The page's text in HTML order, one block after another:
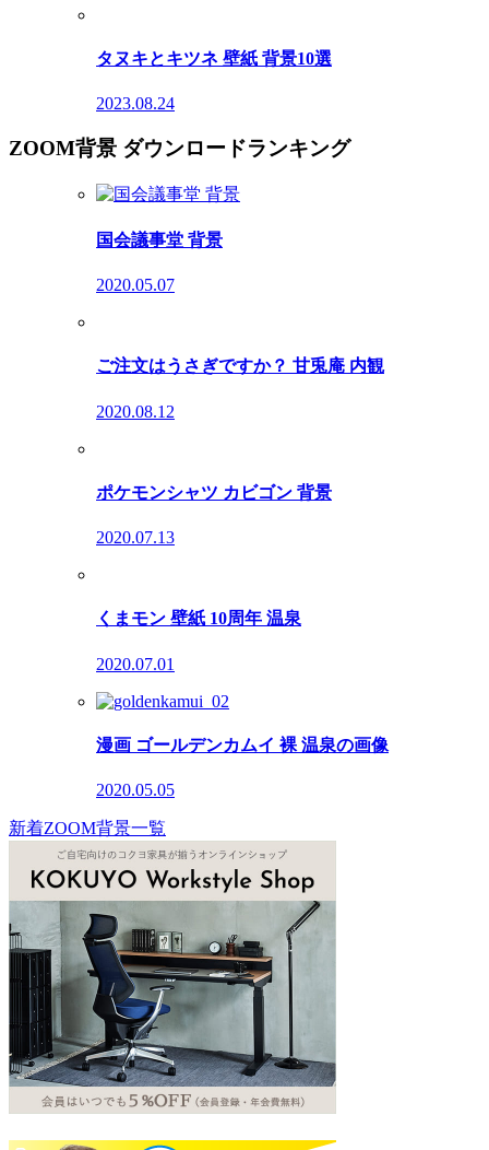
タヌキとキツネ 壁紙 背景10選
2023.08.24
ZOOM背景 ダウンロードランキング
国会議事堂 背景
2020.05.07
ご注文はうさぎですか？ 甘兎庵 内観
2020.08.12
ポケモンシャツ カビゴン 背景
2020.07.13
くまモン 壁紙 10周年 温泉
2020.07.01
漫画 ゴールデンカムイ 裸 温泉の画像
2020.05.05
新着ZOOM背景一覧